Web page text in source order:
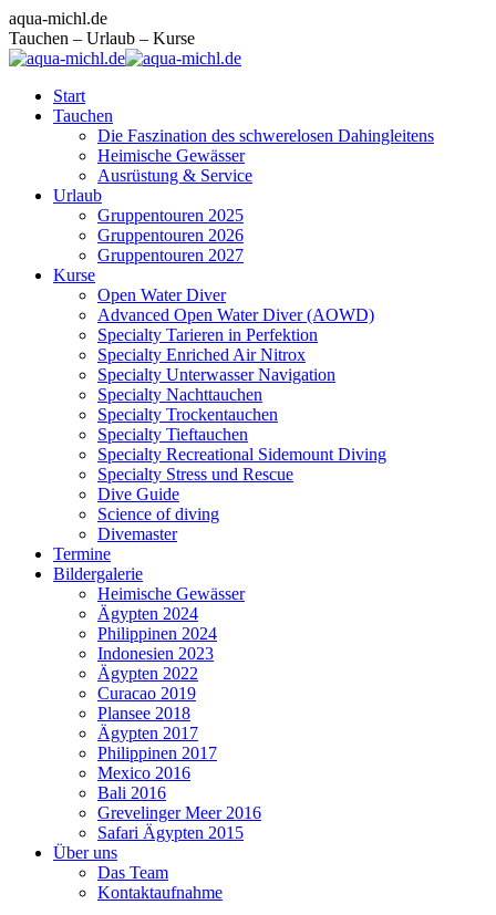
Zum
Inhalt
springen
Facebook
page
opens
new
window
Instagram
page
opens
new
window
E-
Mail
page
new
aqua-michl.de
Tauchen – Urlaub – Kurse
Start
Tauchen
Die Faszination des schwerelosen Dahingleitens
Heimische Gewässer
Ausrüstung & Service
Urlaub
Gruppentouren 2025
Gruppentouren 2026
Gruppentouren 2027
Kurse
Open Water Diver
Advanced Open Water Diver (AOWD)
Specialty Tarieren in Perfektion
Specialty Enriched Air Nitrox
Specialty Unterwasser Navigation
Specialty Nachttauchen
Specialty Trockentauchen
Specialty Tieftauchen
Specialty Recreational Sidemount Diving
Specialty Stress und Rescue
Dive Guide
Science of diving
Divemaster
Termine
Bildergalerie
Heimische Gewässer
Ägypten 2024
Philippinen 2024
Indonesien 2023
Ägypten 2022
Curacao 2019
Plansee 2018
Ägypten 2017
Philippinen 2017
Mexico 2016
Bali 2016
Grevelinger Meer 2016
Safari Ägypten 2015
Über uns
Das Team
Kontaktaufnahme